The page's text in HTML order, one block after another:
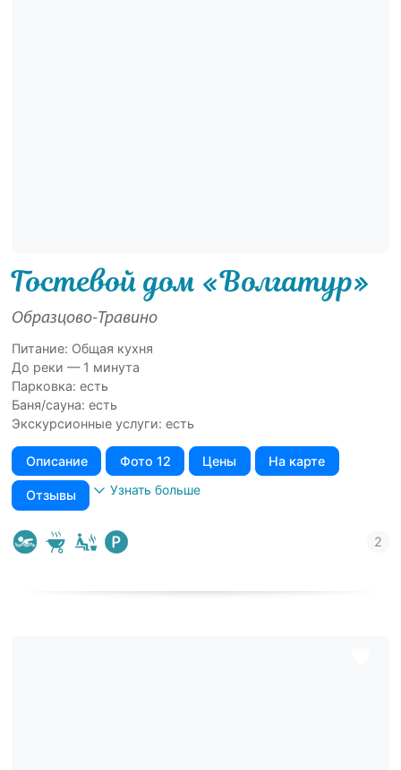
Гостевой дом «Волгатур»
Образцово-Травино
Питание: Общая кухня
До реки — 1 минута
Парковка: есть
Баня/сауна: есть
Экскурсионные услуги: есть
Описание Фото 12 Цены На карте
Отзывы Узнать больше